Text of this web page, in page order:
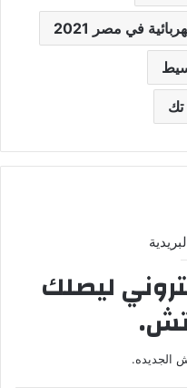
في مصر 2021
ليصلك
الجديده.